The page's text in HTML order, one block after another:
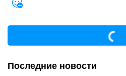
Последние новости